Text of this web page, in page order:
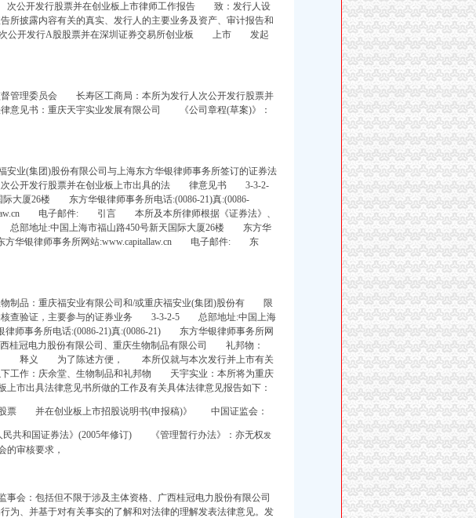
开发行股票并在创业板上市律师工作报告 致：发行人设
所披露内容有关的真实、发行人的主要业务及资产、审计报告和
次公开发行A股股票并在深圳证券交易所创业板 上市 发起
督管理委员会 长寿区工商局：本所为发行人次公开发行股票并
见书： 重庆天宇实业发展有限公司 《公司章程(草案)》：
业(集团)股份有限公司与上海东方华银律师事务所签订的证券法
次公开发行股票并在创业板上市出具的法 律意见书 3-3-2-
大厦26楼 东方华银律师事务所电话:(0086-21)真:(0086-
电子邮件: 引言 本所及本所律师根据《证券法》、
部地址:中国上海市福山路450号新天国际大厦26楼 东方华
东方华银律师事务所网站:www.capitallaw.cn 电子邮件: 东
制品：重庆福安业有限公司和/或重庆福安业(集团)股份有 限
查验证，主要参与的证券业务 3-3-2-5 总部地址:中国上海
师事务所电话:(0086-21)真:(0086-21) 东方华银律师事务所网
桂冠电力股份有限公司、重庆生物制品有限公司 礼邦物：
、 释义 为了陈述方便， 本所仅就与本次发行并上市有关
工作： 庆余堂、生物制品和礼邦物 天宇实业：本所将为重庆
市出具法律意见书所做的工作及有关具体法律意见报告如下：
股票 并在创业板上市招股说明书(申报稿)》 中国证监会：
民共和国证券法》 (2005年修订) 《管理暂行办法》：亦无权发
审核要求，
：包括但不限于涉及主体资格、广西桂冠电力股份有限公司
为、并基于对有关事实的了解和对法律的理解发表法律意见。发